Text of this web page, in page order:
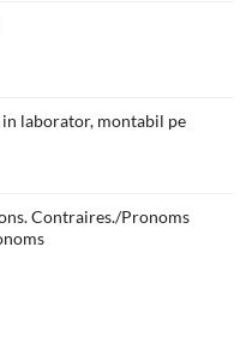
lei
laborator, montabil pe
Contraires./Pronoms